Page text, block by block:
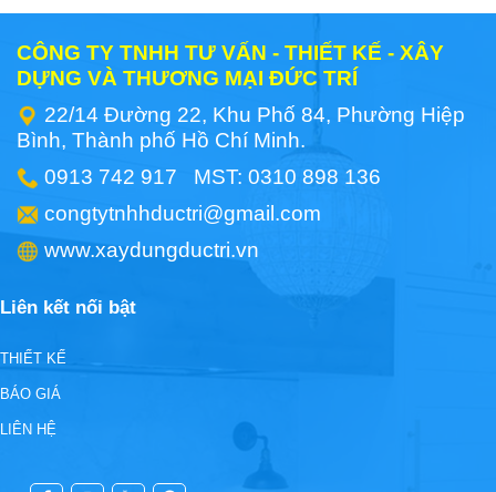
CÔNG TY TNHH TƯ VẤN - THIẾT KẾ - XÂY
DỰNG VÀ THƯƠNG MẠI ĐỨC TRÍ
22/14 Đường 22, Khu Phố 84, Phường Hiệp
Bình, Thành phố Hồ Chí Minh.
0913 742 917 MST: 0310 898 136
congtytnhhductri@gmail.com
www.xaydungductri.vn
Liên kết nối bật
THIẾT KẾ
BÁO GIÁ
LIÊN HỆ